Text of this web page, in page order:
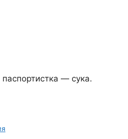
— сука.